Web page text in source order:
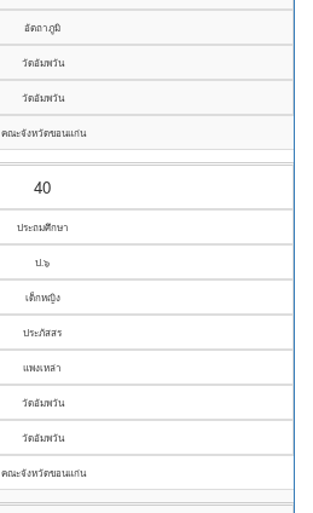
อัตถาภูมิ
วัดอัมพวัน
วัดอัมพวัน
คณะจังหวัดขอนแก่น
40
ประถมศึกษา
ป.๖
เด็กหญิง
ประภัสสร
แพงเหล่า
วัดอัมพวัน
วัดอัมพวัน
คณะจังหวัดขอนแก่น